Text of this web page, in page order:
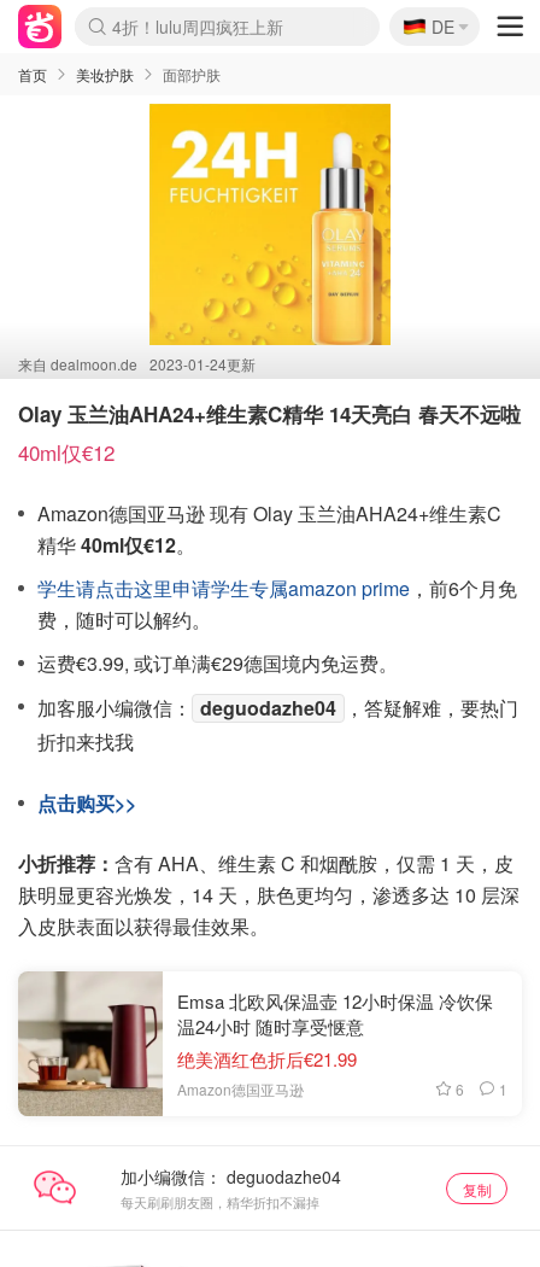
Boticinal 夏促开抢！
4折！lulu周四疯狂上新
还没结束！&OtherStories大促
Joybuy变相75折 随时失效
速领！Stanley独家85折
疑似霸哥！Camper额外叠85折
Zalando 奥莱闪促！每日更新
Moncler反季囤！5折起+叠9折
Coach Brooklyn仅€192
🇩🇪
DE
首页 美妆护肤 面部护肤
来自 dealmoon.de 2023-01-24更新
Olay 玉兰油AHA24+维生素C精华 14天亮白 春天不远啦
40ml仅€12
Amazon德国亚马逊 现有 Olay 玉兰油AHA24+维生素C
精华40ml仅€12。
学生请点击这里申请学生专属amazon prime ，前6个月免
费，随时可以解约。
运费€3.99, 或订单满€29德国境内免运费。
加客服小编微信：
deguodazhe04
，答疑解难，要热门
折扣来找我
点击购买>>
小折推荐： 含有 AHA、维生素 C 和烟酰胺，仅需 1 天，皮
肤明显更容光焕发，14 天，肤色更均匀，渗透多达 10 层深
入皮肤表面以获得最佳效果。
Emsa 北欧风保温壶 12小时保温 冷饮保
温24小时 随时享受惬意
绝美酒红色折后€21.99
Amazon德国亚马逊 6 1
加小编微信：
每天刷刷朋友圈，精华折扣不漏掉
复制